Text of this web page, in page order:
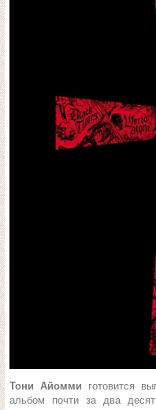
Тони Айомми готовится
альбом почти за два